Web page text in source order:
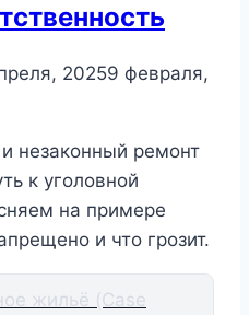
20259 февраля,
незаконный ремонт
к уголовной
на примере
и что грозит.
жильё (Case